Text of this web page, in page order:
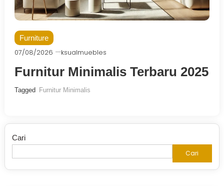
Furniture
07/08/2026 ksualmuebles
Furnitur Minimalis Terbaru 2025
Tagged Furnitur Minimalis
Cari
Cari